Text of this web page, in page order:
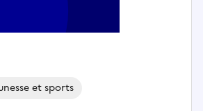
et sports